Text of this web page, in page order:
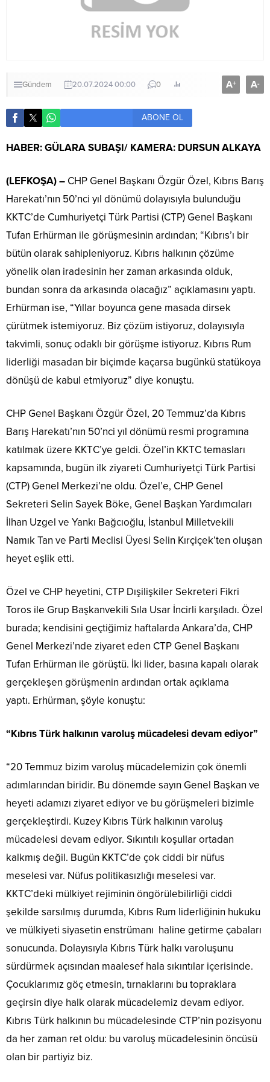
Gündem 20.07.2024 00:00 0 A+ A-
ABONE OL
HABER: GÜLARA SUBAŞI/ KAMERA: DURSUN ALKAYA
(LEFKOŞA) – CHP Genel Başkanı Özgür Özel, Kıbrıs Barış
Harekatı’nın 50’nci yıl dönümü dolayısıyla bulunduğu
KKTC’de Cumhuriyetçi Türk Partisi (CTP) Genel Başkanı
Tufan Erhürman ile görüşmesinin ardından; “Kıbrıs’ı bir
bütün olarak sahipleniyoruz. Kıbrıs halkının çözüme
yönelik olan iradesinin her zaman arkasında olduk,
bundan sonra da arkasında olacağız” açıklamasını yaptı.
Erhürman ise, “Yıllar boyunca gene masada dirsek
çürütmek istemiyoruz. Biz çözüm istiyoruz, dolayısıyla
takvimli, sonuç odaklı bir görüşme istiyoruz. Kıbrıs Rum
liderliği masadan bir biçimde kaçarsa bugünkü statükoya
dönüşü de kabul etmiyoruz” diye konuştu.
CHP Genel Başkanı Özgür Özel, 20 Temmuz’da Kıbrıs
Barış Harekatı’nın 50’nci yıl dönümü resmi programına
katılmak üzere KKTC’ye geldi. Özel’in KKTC temasları
kapsamında, bugün ilk ziyareti Cumhuriyetçi Türk Partisi
(CTP) Genel Merkezi’ne oldu. Özel’e, CHP Genel
Sekreteri Selin Sayek Böke, Genel Başkan Yardımcıları
İlhan Uzgel ve Yankı Bağcıoğlu, İstanbul Milletvekili
Namık Tan ve Parti Meclisi Üyesi Selin Kırçiçek’ten oluşan
heyet eşlik etti.
Özel ve CHP heyetini, CTP Dışilişkiler Sekreteri Fikri
Toros ile Grup Başkanvekili Sıla Usar İncirli karşıladı. Özel
burada; kendisini geçtiğimiz haftalarda Ankara’da, CHP
Genel Merkezi’nde ziyaret eden CTP Genel Başkanı
Tufan Erhürman ile görüştü. İki lider, basına kapalı olarak
gerçekleşen görüşmenin ardından ortak açıklama
yaptı. Erhürman, şöyle konuştu:
“Kıbrıs Türk halkının varoluş mücadelesi devam ediyor”
“20 Temmuz bizim varoluş mücadelemizin çok önemli
adımlarından biridir. Bu dönemde sayın Genel Başkan ve
heyeti adamızı ziyaret ediyor ve bu görüşmeleri bizimle
gerçekleştirdi. Kuzey Kıbrıs Türk halkının varoluş
mücadelesi devam ediyor. Sıkıntılı koşullar ortadan
kalkmış değil. Bugün KKTC’de çok ciddi bir nüfus
meselesi var. Nüfus politikasızlığı meselesi var.
KKTC’deki mülkiyet rejiminin öngörülebilirliği ciddi
şekilde sarsılmış durumda, Kıbrıs Rum liderliğinin hukuku
ve mülkiyeti siyasetin enstrümanı haline getirme çabaları
sonucunda. Dolayısıyla Kıbrıs Türk halkı varoluşunu
sürdürmek açısından maalesef hala sıkıntılar içerisinde.
Çocuklarımız göç etmesin, tırnaklarını bu topraklara
geçirsin diye halk olarak mücadelemiz devam ediyor.
Kıbrıs Türk halkının bu mücadelesinde CTP’nin pozisyonu
da her zaman ret oldu: bu varoluş mücadelesinin öncüsü
olan bir partiyiz biz.